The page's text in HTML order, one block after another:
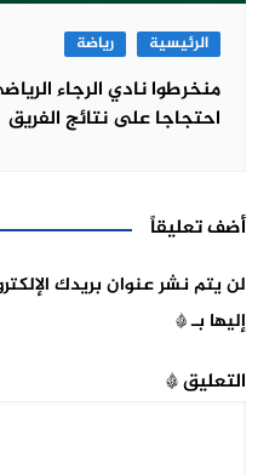
الرئيسية رياضة
منخرطوا نادي الرجاء
احتجاجا على نتائج الفريق
أضف تعليقاً
لن يتم نشر عنوان بريدك
إليها بـ*
التعليق*